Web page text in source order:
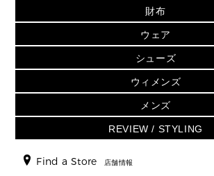
小物
シューズ・靴
ウェア
アクセサリー
時計
▶ メンズ
バッグ
追加アイテム
▶ ウィメンズすべて(ウェア・シュ
バッグ
財布・小物
ウェア
シューズ
時計・ジュエリー
アクセサリー
▶ すべて
▶ ウィメンズすべて
財布・小物
アクセサリー
フレグランス
シューズ
▶ メンズすべて
人気の定番アイテム
日本限定 - バッグ
▶ ウィメンズすべて
トートバッグ
ショルダーバッグ
クロスボディ・斜め掛け
トラベル
財布
日本限定 - 財布・小物
▶ ウィメンズすべて
GREENWICH
折り財布(二つ折り・三つ折
長財布
ウェア
▶ ウィメンズすべて
トップス
スカート・パンツ
ジャケット・アウター
▶ メンズすべて
シューズ
▶ ウィメンズすべて
サンダル
スニーカー
▶ メンズすべて
ウィメンズ
人気の定番アイテム
▶ ウィメンズすべて
メンズ
▶ メンズすべて
REVIEW / STYLING
Find a Store 店舗情報